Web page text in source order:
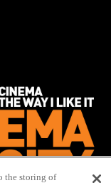
the storing of